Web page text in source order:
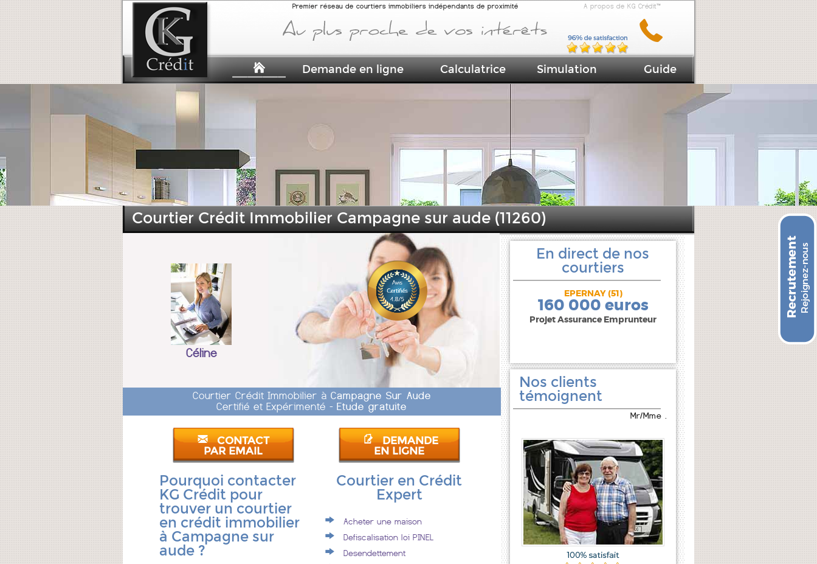
Courtier Crédit Immobilier Campagne sur aude (11260)
Céline
Courtier Crédit Immobilier à Campagne Sur Aude
Certifié et Expérimenté -Etude gratuite
CONTACT
PAR EMAIL
DEMANDE
EN LIGNE
Pourquoi contacter
KG Crédit pour
trouver un courtier
en crédit immobilier
à Campagne sur
aude ?
Courtier en Crédit
Expert
Acheter une maison
Defiscalisation loi PINEL
Desendettement
En direct de nos
courtiers
150 000 euros
EPERNAY (51)
160 000 euros
Projet Assurance Emprunteur
240 000 euros
Nos clients
témoignent
Mr/Mme .
Premier réseau de courtiers immobiliers indépendants de proximité A propos de KG Crédit™
Demande en ligne Calculatrice Simulation Guide